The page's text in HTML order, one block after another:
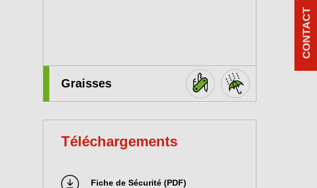
Graisses
Téléchargements
Fiche de Sécurité (PDF)
CONTACT